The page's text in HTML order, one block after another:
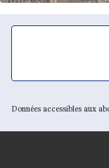
Données accessibles aux